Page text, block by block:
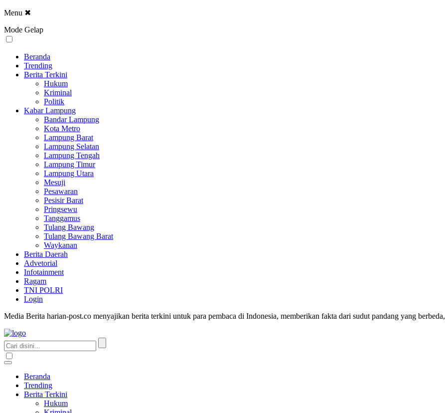
Menu ✖
Mode Gelap
Beranda
Trending
Berita Terkini
Hukum
Kriminal
Politik
Kabar Lampung
Bandar Lampung
Kota Metro
Lampung Barat
Lampung Selatan
Lampung Tengah
Lampung Timur
Lampung Utara
Mesuji
Pesawaran
Pesisir Barat
Pringsewu
Tanggamus
Tulang Bawang
Tulang Bawang Barat
Waykanan
Berita Daerah
Advetorial
Infotainment
Ragam
TNI POLRI
Login
Media Berita harian-post.co menyajikan berita terkini untuk para pembaca di Indonesia, memberikan fakta dari sudut pandang yang berbeda,
Beranda
Trending
Berita Terkini
Hukum